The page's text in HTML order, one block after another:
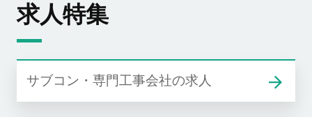
求人特集
サブコン・専門工事会社の求人